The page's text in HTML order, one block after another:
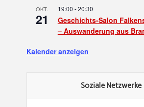
OKT.
21
19:00 -20:30
Geschichts-Salon
– Auswanderung aus
Kalender anzeigen
Soziale Netzwerke